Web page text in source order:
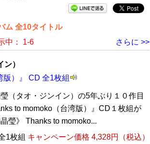
ム 全10タイトル
さらに >>
中： 1-6
）
版）』 CD 全1枚組
（タオ・ジンイン）の5年ぶり１０作目
to momoko（台湾版）』CD１枚組が
瑩》 Thanks to momoko...
1枚組 キャンペーン価格 4,328円（税込）